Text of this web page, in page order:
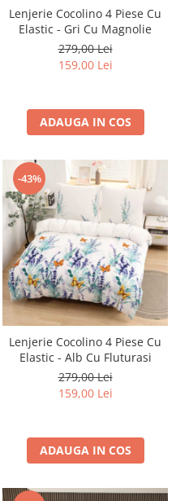
Lenjerie Cocolino 4 Piese Cu
Elastic - Gri Cu Magnolie
279,00 Lei
159,00 Lei
ADAUGA IN COS
-43%
Lenjerie Cocolino 4 Piese Cu
Elastic - Alb Cu Fluturasi
279,00 Lei
159,00 Lei
ADAUGA IN COS